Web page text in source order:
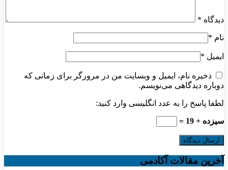
دیدگاه *
نام *
ایمیل *
ذخیره نام، ایمیل و وبسایت من در مرورگر برای زمانی که
دوباره دیدگاهی می‌نویسم.
لطفا پاسخ را به عدد انگلیسی وارد کنید:
سیزده + 19 =
آخرین مقالات آکادمی